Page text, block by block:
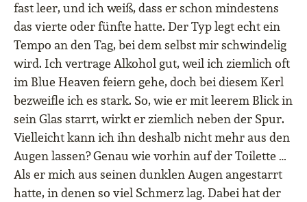
fast leer, und ich weiß, dass er schon mindestens
das vierte oder fünfte hatte. Der Typ legt echt ein
Tempo an den Tag, bei dem selbst mir schwindelig
wird. Ich vertrage Alkohol gut, weil ich ziemlich oft
im Blue Heaven feiern gehe, doch bei diesem Kerl
bezweifle ich es stark. So, wie er mit leerem Blick in
sein Glas starrt, wirkt er ziemlich neben der Spur.
Vielleicht kann ich ihn deshalb nicht mehr aus den
Augen lassen? Genau wie vorhin auf der Toilette …
Als er mich aus seinen dunklen Augen angestarrt
hatte, in denen so viel Schmerz lag. Dabei hat der